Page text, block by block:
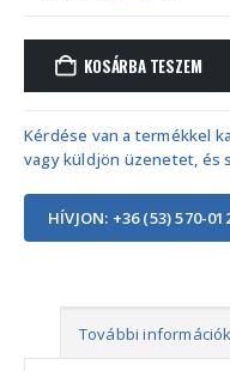
KOSÁRBA TESZEM
Kérdése van a termékkel
vagy küldjön üzenetet, és
HÍVJON: +36 (53) 570-
További információk